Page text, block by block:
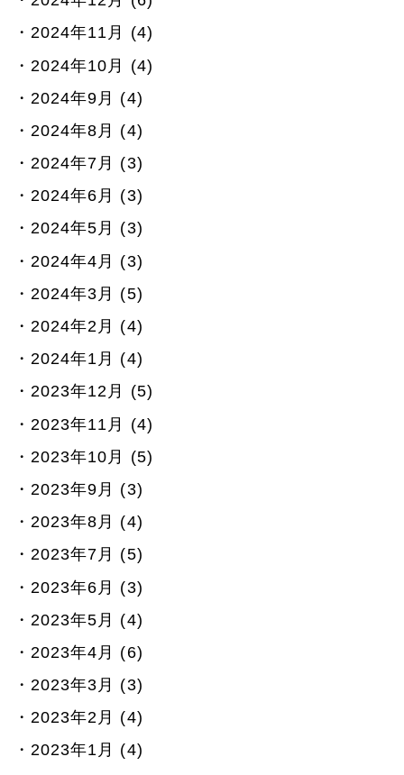
2024年11月 (4)
2024年10月 (4)
2024年9月 (4)
2024年8月 (4)
2024年7月 (3)
2024年6月 (3)
2024年5月 (3)
2024年4月 (3)
2024年3月 (5)
2024年2月 (4)
2024年1月 (4)
2023年12月 (5)
2023年11月 (4)
2023年10月 (5)
2023年9月 (3)
2023年8月 (4)
2023年7月 (5)
2023年6月 (3)
2023年5月 (4)
2023年4月 (6)
2023年3月 (3)
2023年2月 (4)
2023年1月 (4)